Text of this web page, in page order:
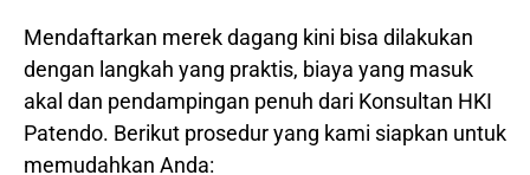
Mendaftarkan merek dagang kini bisa dilakukan
dengan langkah yang praktis, biaya yang masuk
akal dan pendampingan penuh dari Konsultan HKI
Patendo. Berikut prosedur yang kami siapkan untuk
memudahkan Anda: